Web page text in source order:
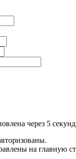
через 5
на главную